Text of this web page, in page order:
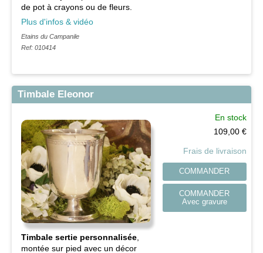
de pot à crayons ou de fleurs.
Plus d'infos & vidéo
Etains du Campanile
Ref: 010414
Timbale Eleonor
Timbale sertie personnalisée
montée sur pied avec un décor
En stock
109,00 €
Frais de livraison
COMMANDER
COMMANDER
Avec gravure